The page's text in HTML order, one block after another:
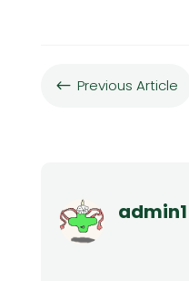
# Previous Article
admin1